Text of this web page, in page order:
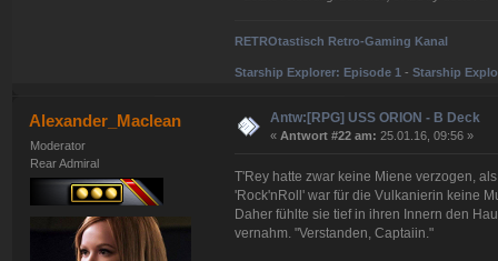
RETROtastisch Retro-Gaming Kanal
Starship Explorer: Episode 1 - Starship
Alexander_Maclean
Moderator
Rear Admiral
Antw:[RPG] USS ORION - B Deck
« Antwort #22 am: 25.01.16, 09:56 »
T'Rey hatte zwar keine Miene verzogen,
'Rock'nRoll' war für die Vulkanierin keine
Daher fühlte sie tief in ihren Innern den
vernahm. "Verstanden, Captaiin."